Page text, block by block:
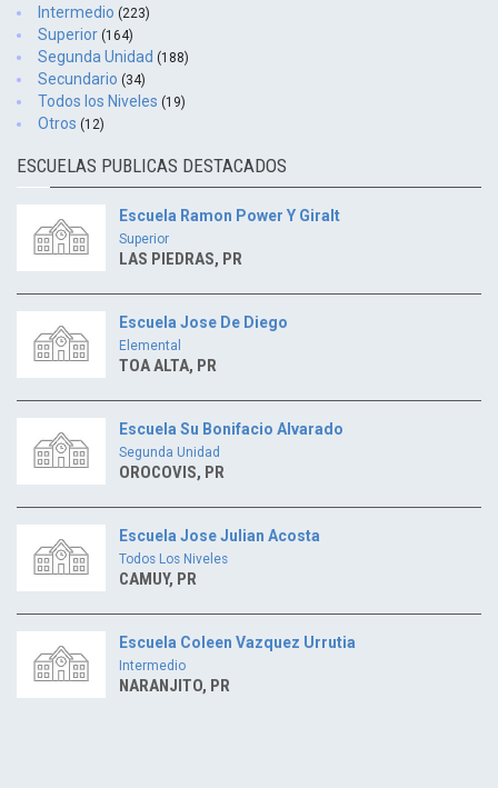
Intermedio (223)
Superior (164)
Segunda Unidad (188)
Secundario (34)
Todos los Niveles (19)
Otros (12)
ESCUELAS PUBLICAS DESTACADOS
Escuela Ramon Power Y Giralt
Superior
LAS PIEDRAS, PR
Escuela Jose De Diego
Elemental
TOA ALTA, PR
Escuela Su Bonifacio Alvarado
Segunda Unidad
OROCOVIS, PR
Escuela Jose Julian Acosta
Todos Los Niveles
CAMUY, PR
Escuela Coleen Vazquez Urrutia
Intermedio
NARANJITO, PR